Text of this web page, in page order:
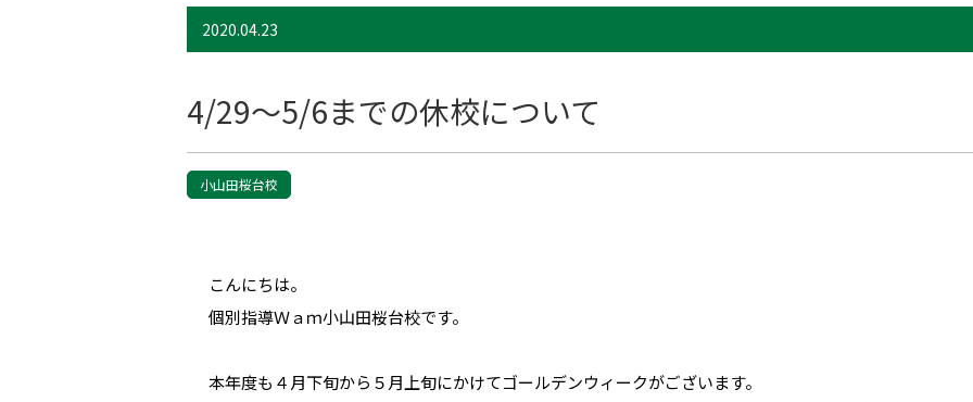
2020.04.23
4/29～5/6までの休校について
小山田桜台校
こんにちは。
個別指導Ｗａｍ小山田桜台校です。
本年度も４月下旬から５月上旬にかけてゴールデンウィークがございます。